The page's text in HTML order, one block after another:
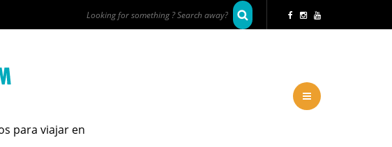
para viajar en